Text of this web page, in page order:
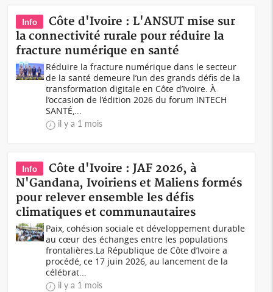
Info
Côte d'Ivoire : L'ANSUT mise sur
la connectivité rurale pour réduire la
fracture numérique en santé
Réduire la fracture numérique dans le secteur
de la santé demeure l’un des grands défis de la
transformation digitale en Côte d’Ivoire. À
l’occasion de l’édition 2026 du forum INTECH
SANTÉ,...
il y a 1 mois
Info
Côte d'Ivoire : JAF 2026, à
N'Gandana, Ivoiriens et Maliens formés
pour relever ensemble les défis
climatiques et communautaires
Paix, cohésion sociale et développement durable
au cœur des échanges entre les populations
frontalières.La République de Côte d’Ivoire a
procédé, ce 17 juin 2026, au lancement de la
célébrat...
il y a 1 mois